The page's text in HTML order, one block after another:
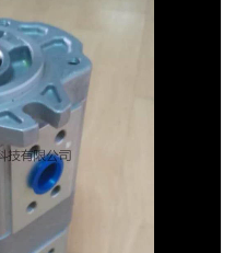
电机
列管式油冷却器